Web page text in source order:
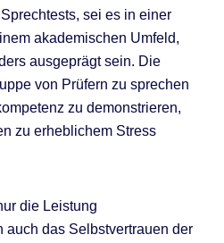
sei es in einer
akademischen Umfeld,
ausgeprägt sein. Die
von Prüfern zu sprechen
zu demonstrieren,
zu erheblichem Stress
die Leistung
auch das Selbstvertrauen der